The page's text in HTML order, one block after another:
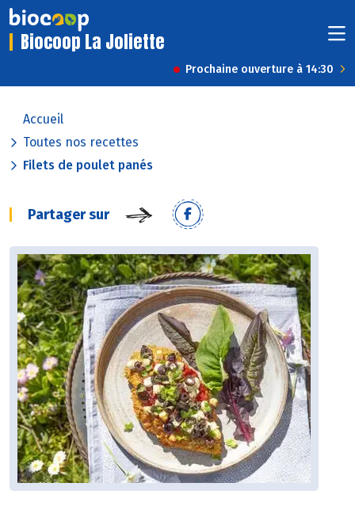
Biocoop La Joliette
Prochaine ouverture à 14:30
Accueil
Toutes nos recettes
Filets de poulet panés
Partager sur